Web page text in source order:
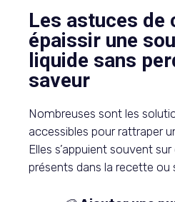
Les astuces de
épaissir une
liquide sans
saveur
Nombreuses sont les
accessibles pour rattraper
Elles s’appuient souvent
présents dans la recette ou